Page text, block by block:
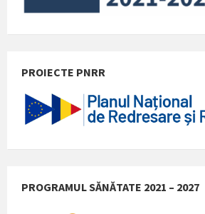
PROIECTE PNRR
PROGRAMUL SĂNĂTATE 2021 – 2027